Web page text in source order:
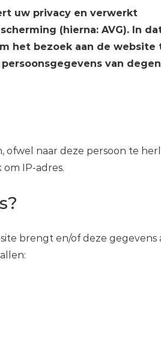
uw privacy en verwerkt
(hierna: AVG). In
het bezoek aan de website
van
ofwel naar deze persoon te
IP-adres.
brengt en/of deze gegevens